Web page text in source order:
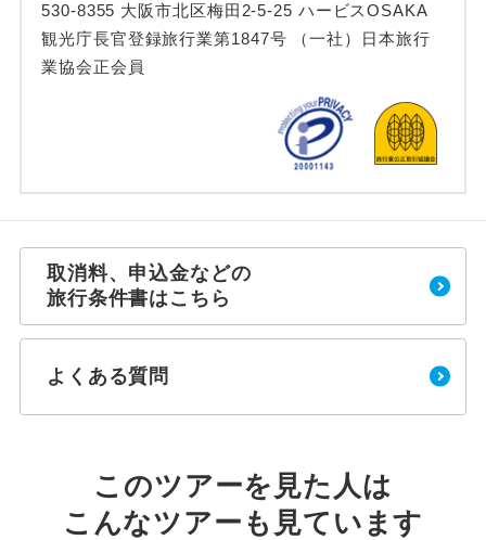
530-8355 大阪市北区梅田2-5-25 ハービスOSAKA
観光庁長官登録旅行業第1847号 （一社）日本旅行
業協会正会員
取消料、申込金などの
旅行条件書はこちら
よくある質問
このツアーを見た人は
こんなツアーも見ています